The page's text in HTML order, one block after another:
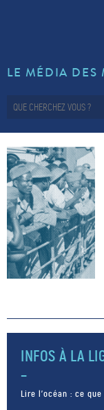
LE MÉDIA DES
INFOS À LA
Lire l’océan : ce